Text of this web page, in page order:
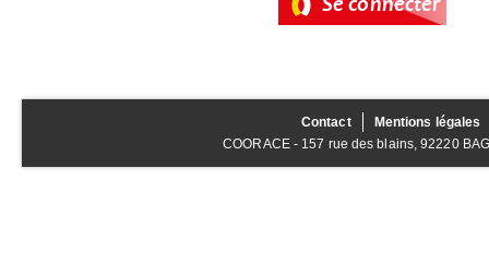
Contact
Mentions légales
COORACE - 157 rue des blains, 92220